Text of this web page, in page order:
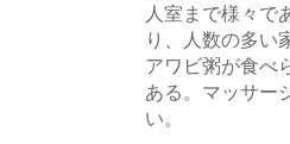
人室まで様々で
り、人数の多い
アワビ粥が食べ
ある。マッサー
い。